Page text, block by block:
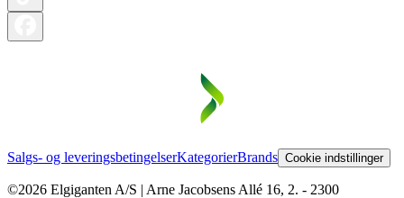
Salgs- og leveringsbetingelserKategorierBrands Cookie indstillinger
©2026 Elgiganten A/S | Arne Jacobsens Allé 16, 2. - 2300